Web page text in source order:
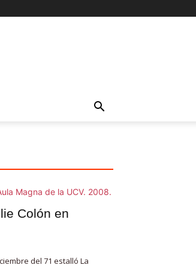
Colón en
del 71 estalló La